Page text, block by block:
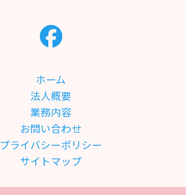
ホーム
法人概要
業務内容
お問い合わせ
プライバシーポリシー
サイトマップ